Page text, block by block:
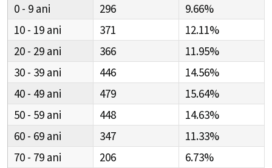
0 - 9 296
9.66%
10 - 19
371
12.11%
20 - 29
366
11.95%
30 - 39
446
14.56%
40 - 49
479
15.64%
50 - 59
448
14.63%
60 - 69
347
11.33%
70 - 79
206
6.73%